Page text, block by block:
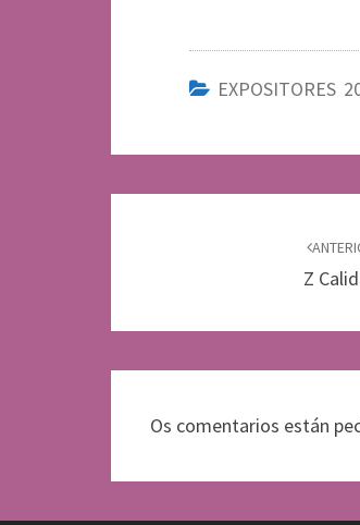
EXPOSITORES
Z
Os comentarios están